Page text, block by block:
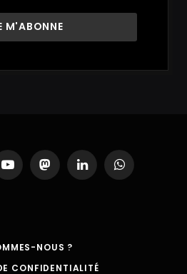
YouTubeMastodonLinkedInWhatsApp
NOUS ?
CONFIDENTIALITÉ